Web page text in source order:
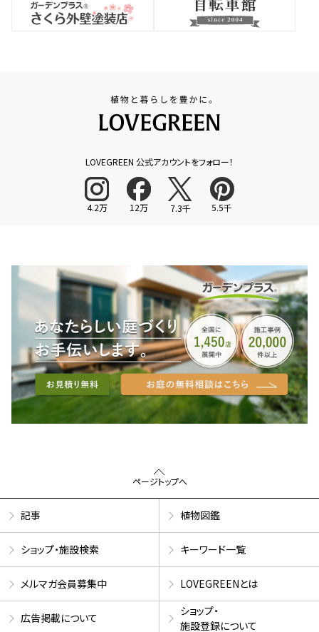
LOVEGREEN 公式アカウントをフォロー！
4.2万 12万 7.3千 5.5千
ページトップへ
記事 植物図鑑
ショップ・施設検索 キーワード一覧
メルマガ会員募集中 LOVEGREENとは
広告掲載について
ショップ・
施設登録について